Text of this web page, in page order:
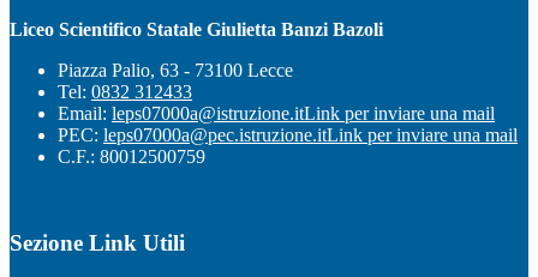
Liceo Scientifico Statale Giulietta Banzi Bazoli
Piazza Palio, 63 - 73100 Lecce
Tel: 0832 312433
Email: leps07000a@istruzione.itLink per inviare una mail
PEC: leps07000a@pec.istruzione.itLink per inviare una mail
C.F.: 80012500759
Sezione Link Utili